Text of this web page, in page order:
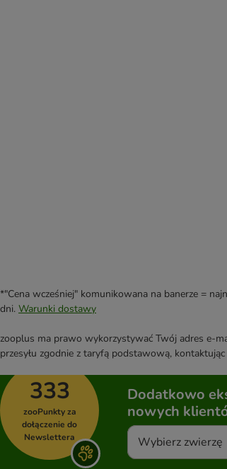
*"Cena wcześniej" komunikowana na banerze =
dni. Warunki dostawy
zooplus ma prawo wykorzystywać Twój adres e-
przesyłu zgodnie z taryfą podstawową,
333
zooPunkty za
dołączenie do
Newslettera
Dodatkowo
nowych
Wybierz zwierzę